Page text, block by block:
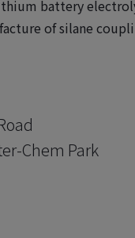
battery
of silane
Chem Park